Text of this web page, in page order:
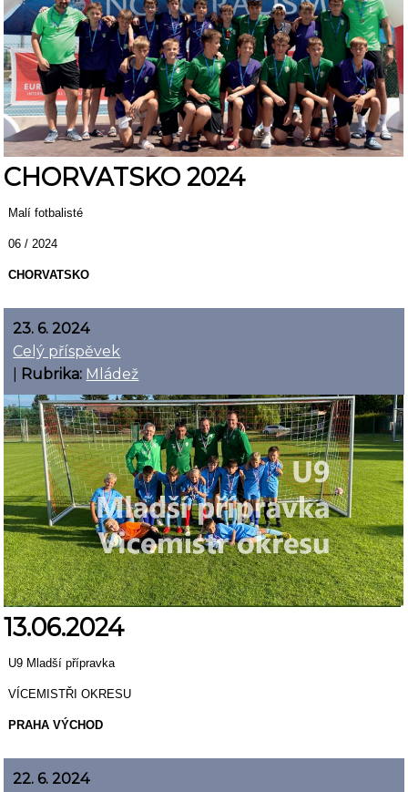
CHORVATSKO 2024
Malí fotbalisté
06 / 2024
CHORVATSKO
23. 6. 2024
Celý příspěvek
Rubrika: Mládež
13.06.2024
U9 Mladší přípravka
VÍCEMISTŘI OKRESU
PRAHA VÝCHOD
22. 6. 2024